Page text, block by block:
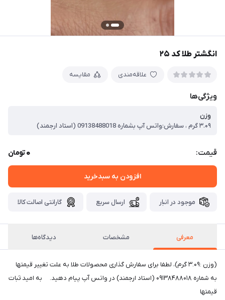
انگشتر طلا کد ۲۵
علاقه‌مندی مقایسه
ویژگی‌ها
وزن
۳.۰۹ گرم ، سفارش:واتس آپ بشماره 09138488018 (استاد ارجمند)
قیمت: 0تومان
افزودن به سبدخرید
موجود در انبار ارسال سریع گارانتی اصالت کالا
معرفی مشخصات دیدگاه‌ها
(وزن :۳.۰۹ گرم)، لطفا برای سفارش گذاری محصولات طلا به علت تغییر قیمتها
به شماره ۰۹۱۳۸۴۸۸۰۱۸ (استاد ارجمند) در واتس آپ پیام دهید. به امید ثبات
قیمتها